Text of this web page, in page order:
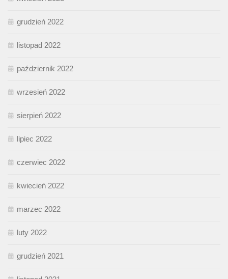
grudzień 2022
listopad 2022
październik 2022
wrzesień 2022
sierpień 2022
lipiec 2022
czerwiec 2022
kwiecień 2022
marzec 2022
luty 2022
grudzień 2021